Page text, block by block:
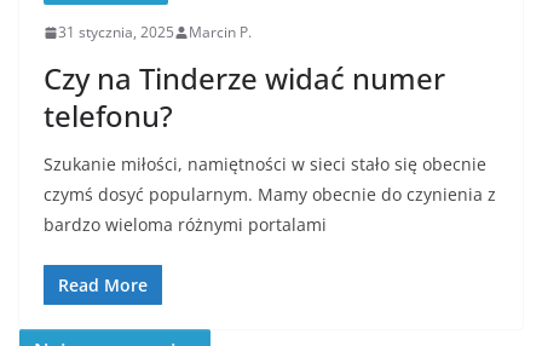
31 stycznia, 2025 Marcin P.
Czy na Tinderze widać numer
telefonu?
Szukanie miłości, namiętności w sieci stało się obecnie
czymś dosyć popularnym. Mamy obecnie do czynienia z
bardzo wieloma różnymi portalami
Read More